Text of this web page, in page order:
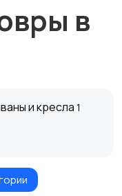
в
и кресла 1
гарнитуры